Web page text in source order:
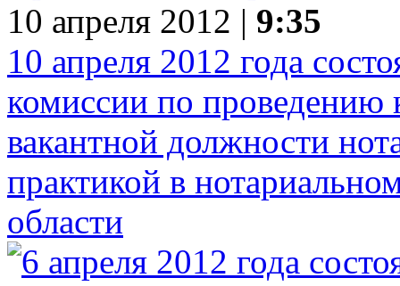
10 апреля 2012 | 9:35
10 апреля 2012 года
комиссии по проведению
вакантной должности
практикой в
области